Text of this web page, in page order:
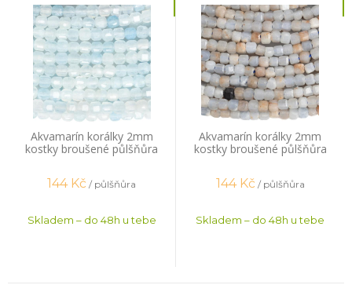
Akvamarín korálky 2mm
kostky broušené půlšňůra
144 Kč / půlšňůra
Skladem – do 48h u tebe
Akvamarín korálky 2mm
kostky broušené půlšňůra
144 Kč / půlšňůra
Skladem – do 48h u tebe